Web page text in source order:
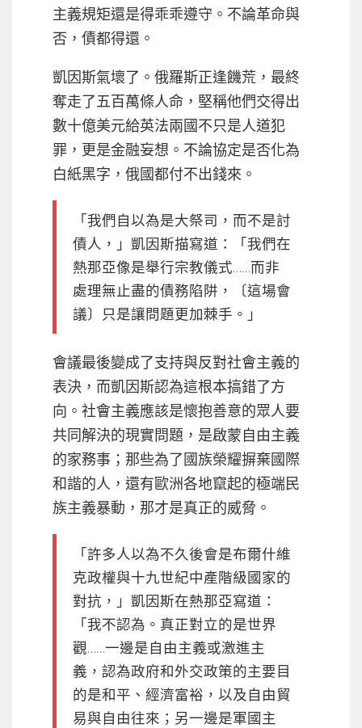
主義規矩還是得乖乖遵守。不論革命與
否，債都得還。
凱因斯氣壞了。俄羅斯正逢饑荒，最終
奪走了五百萬條人命，堅稱他們交得出
數十億美元給英法兩國不只是人道犯
罪，更是金融妄想。不論協定是否化為
白紙黑字，俄國都付不出錢來。
「我們自以為是大祭司，而不是討
債人，」凱因斯描寫道：「我們在
熱那亞像是舉行宗教儀式……而非
處理無止盡的債務陷阱，〔這場會
議〕只是讓問題更加棘手。」
會議最後變成了支持與反對社會主義的
表決，而凱因斯認為這根本搞錯了方
向。社會主義應該是懷抱善意的眾人要
共同解決的現實問題，是啟蒙自由主義
的家務事；那些為了國族榮耀摒棄國際
和諧的人，還有歐洲各地竄起的極端民
族主義暴動，那才是真正的威脅。
「許多人以為不久後會是布爾什維
克政權與十九世紀中產階級國家的
對抗，」凱因斯在熱那亞寫道：
「我不認為。真正對立的是世界
觀……一邊是自由主義或激進主
義，認為政府和外交政策的主要目
的是和平、經濟富裕，以及自由貿
易與自由往來；另一邊是軍國主